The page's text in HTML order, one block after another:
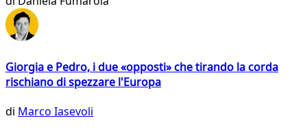
Giorgia e Pedro, i due «opposti» che tirando la corda
rischiano di spezzare l'Europa
di Marco Iasevoli